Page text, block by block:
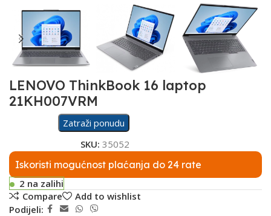
LENOVO ThinkBook 16 laptop
21KH007VRM
Zatraži ponudu
SKU: 35052
Iskoristi mogućnost plaćanja do 24 rate
2 na zalihi
Compare
Add to wishlist
Podijeli: